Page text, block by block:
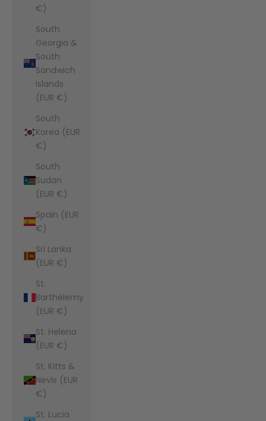
€)
South
Georgia &
South
Sandwich
Islands
(EUR €)
South
Korea (EUR
€)
South
Sudan
(EUR €)
Spain (EUR
€)
Sri Lanka
(EUR €)
St.
Barthélemy
(EUR €)
St. Helena
(EUR €)
St. Kitts &
Nevis (EUR
€)
St. Lucia